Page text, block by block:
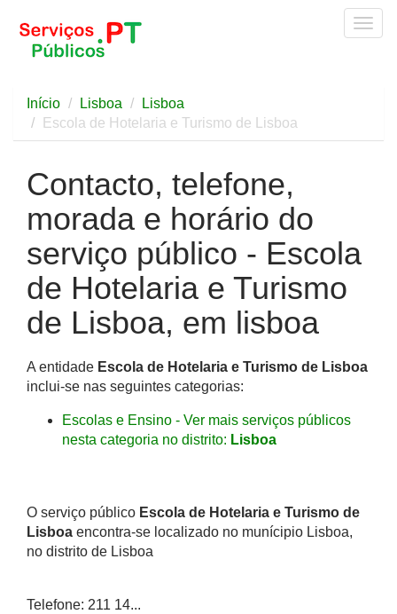
Início Lisboa
Lisboa
Escola de Hotelaria e Turismo de Lisboa
Contacto, telefone,
morada e horário do
serviço público - Escola
de Hotelaria e Turismo
de Lisboa, em lisboa
A entidade Escola de Hotelaria e Turismo de Lisboa
inclui-se nas seguintes categorias:
Escolas e Ensino - Ver mais serviços públicos
nesta categoria no distrito: Lisboa
O serviço público Escola de Hotelaria e Turismo de
Lisboa encontra-se localizado no munícipio Lisboa,
no distrito de Lisboa
Telefone: 211 14...